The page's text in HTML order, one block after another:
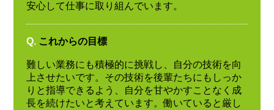
安心して仕事に取り組んでいます。
Q. これからの目標
難しい業務にも積極的に挑戦し、自分の技術を向
上させたいです。その技術を後輩たちにもしっか
りと指導できるよう、自分を甘やかすことなく成
長を続けたいと考えています。働いていると厳し